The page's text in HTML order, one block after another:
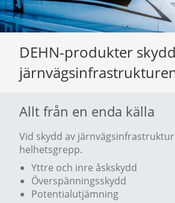
DEHN-produkter
Allt från en enda källa
Vid skydd av
helhetsgrepp.
Yttre och inre åskskydd
Överspänningsskydd
Potentialutjämning